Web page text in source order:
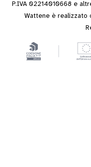
P.IVA 02214010668 e
Wattene è realizzato